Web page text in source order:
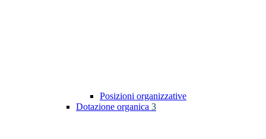
Posizioni organizzative
Dotazione organica 3